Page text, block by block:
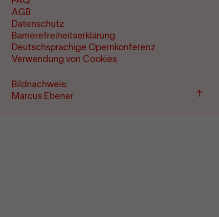
AGB
Datenschutz
Barrierefreiheitserklärung
Deutschsprachige Opernkonferenz
Verwendung von Cookies
Bildnachweis:
Marcus Ebener
Zu